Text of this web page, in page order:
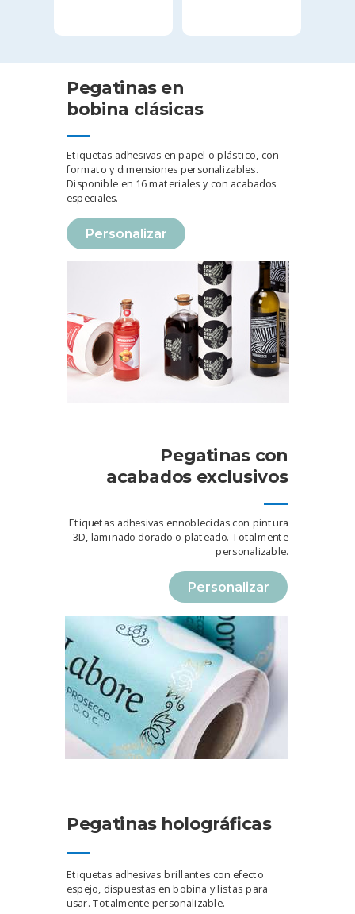
Etiquetas adhesivas en papel o plástico, con
formato y dimensiones personalizables.
Disponible en 16 materiales y con acabados
especiales.
Pegatinas en
bobina clásicas
Personalizar
Etiquetas adhesivas ennoblecidas con pintura
3D, laminado dorado o plateado. Totalmente
personalizable.
Pegatinas con
acabados exclusivos
Personalizar
Etiquetas adhesivas brillantes con efecto
espejo, dispuestas en bobina y listas para
usar. Totalmente personalizable.
Pegatinas holográficas